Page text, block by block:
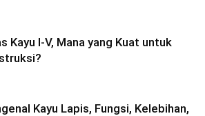
Kayu I-V, Mana yang Kuat untuk
Kayu Lapis, Fungsi, Kelebihan,